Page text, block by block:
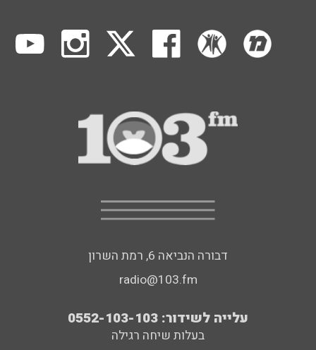
דבורה הנביאה 6, רמת השרון
radio@103.fm
עלייה לשידור: 0552-103-103
בעלות שיחה רגילה